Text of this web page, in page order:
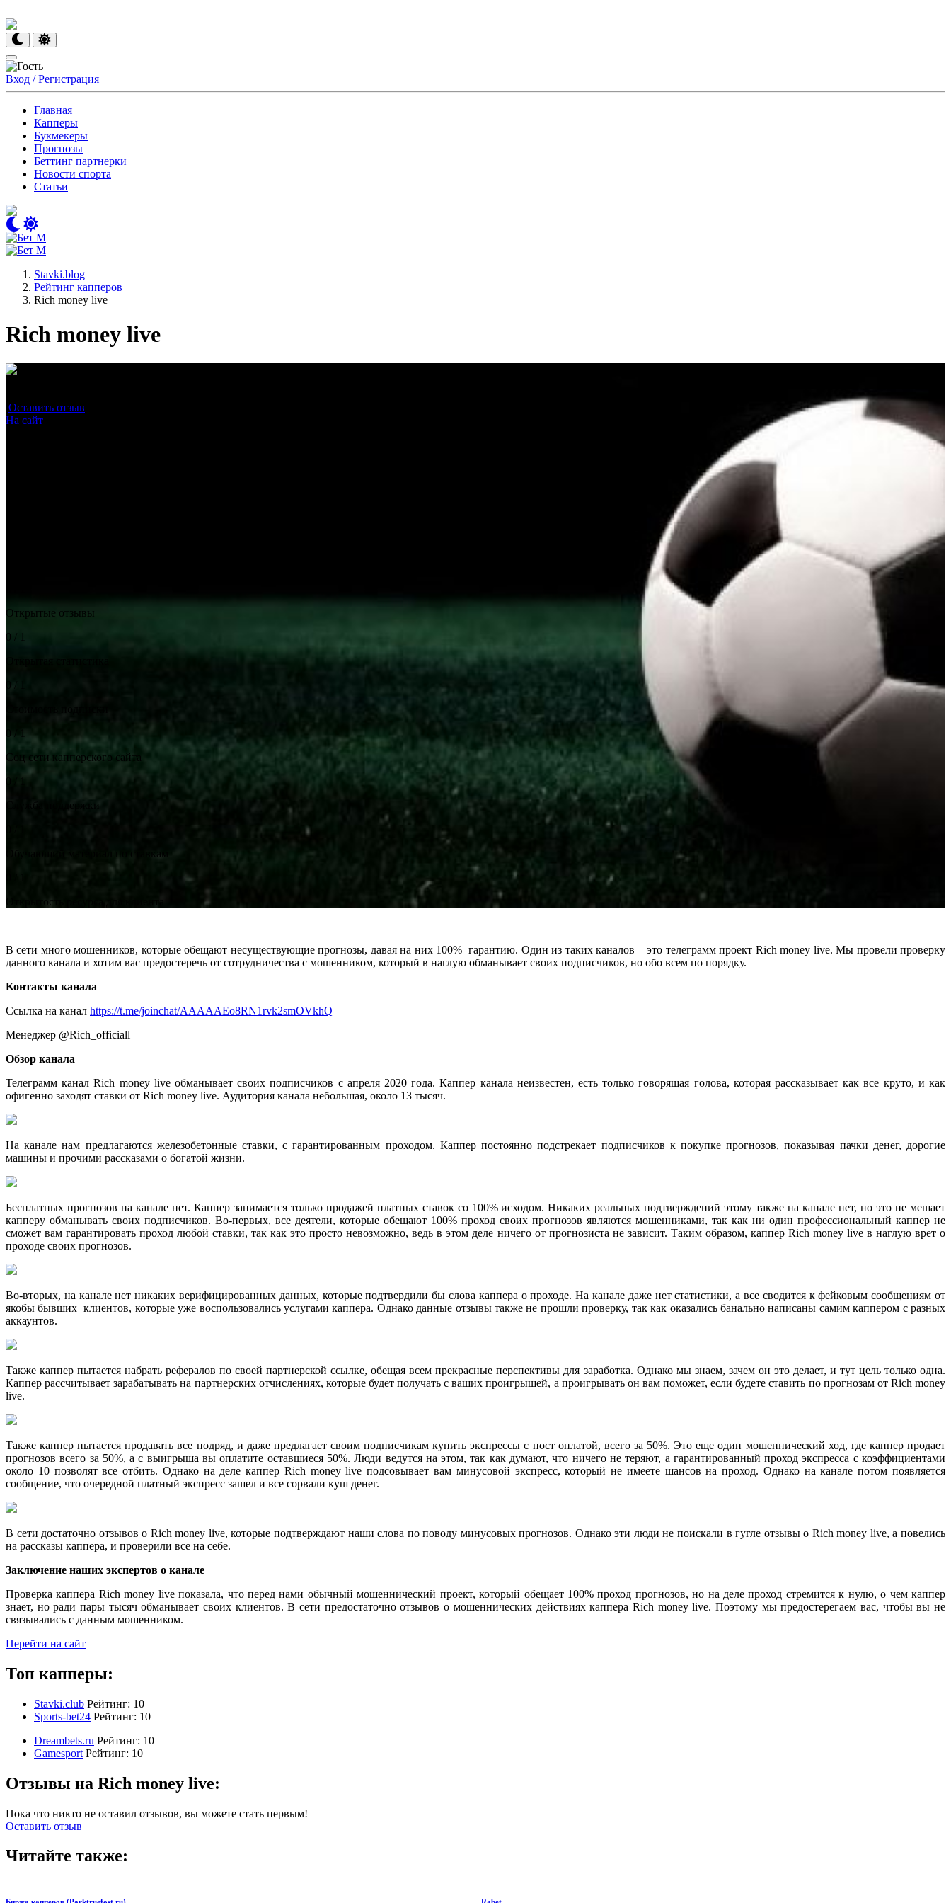
Вход / Регистрация
Главная
Капперы
Букмекеры
Прогнозы
Беттинг партнерки
Новости спорта
Статьи
Stavki.blog
Рейтинг капперов
Rich money live
Rich money live
Оставить отзыв
На сайт
Открытые отзывы
0 / 1
0 / 1
Соц сети капперского сайта
0 / 1
Служба поддержки
Обучающий материал по ставкам
Открытость ресурса для клиента
В сети много мошенников, которые обещают несуществующие прогнозы, давая на них 100% гарантию. Один из таких каналов – это телеграмм проект Rich money live. Мы провели проверку
данного канала и хотим вас предостеречь от сотрудничества с мошенником, который в наглую обманывает своих подписчиков, но обо всем по порядку.
Контакты канала
Ссылка на канал https://t.me/joinchat/AAAAAEo8RN1rvk2smOVkhQ
Менеджер @Rich_officiall
Обзор канала
Телеграмм канал Rich money live обманывает своих подписчиков с апреля 2020 года. Каппер канала неизвестен, есть только говорящая голова, которая рассказывает как все круто, и как
офигенно заходят ставки от Rich money live. Аудитория канала небольшая, около 13 тысяч.
На канале нам предлагаются железобетонные ставки, с гарантированным проходом. Каппер постоянно подстрекает подписчиков к покупке прогнозов, показывая пачки денег, дорогие
машины и прочими рассказами о богатой жизни.
Бесплатных прогнозов на канале нет. Каппер занимается только продажей платных ставок со 100% исходом. Никаких реальных подтверждений этому также на канале нет, но это не мешает
капперу обманывать своих подписчиков. Во-первых, все деятели, которые обещают 100% проход своих прогнозов являются мошенниками, так как ни один профессиональный каппер не
сможет вам гарантировать проход любой ставки, так как это просто невозможно, ведь в этом деле ничего от прогнозиста не зависит. Таким образом, каппер Rich money live в наглую врет о
проходе своих прогнозов.
Во-вторых, на канале нет никаких верифицированных данных, которые подтвердили бы слова каппера о проходе. На канале даже нет статистики, а все сводится к фейковым сообщениям от
якобы бывших клиентов, которые уже воспользовались услугами каппера. Однако данные отзывы также не прошли проверку, так как оказались банально написаны самим каппером с разных
аккаунтов.
Также каппер пытается набрать рефералов по своей партнерской ссылке, обещая всем прекрасные перспективы для заработка. Однако мы знаем, зачем он это делает, и тут цель только одна.
Каппер рассчитывает зарабатывать на партнерских отчислениях, которые будет получать с ваших проигрышей, а проигрывать он вам поможет, если будете ставить по прогнозам от Rich money
live.
Также каппер пытается продавать все подряд, и даже предлагает своим подписчикам купить экспрессы с пост оплатой, всего за 50%. Это еще один мошеннический ход, где каппер продает
прогнозов всего за 50%, а с выигрыша вы оплатите оставшиеся 50%. Люди ведутся на этом, так как думают, что ничего не теряют, а гарантированный проход экспресса с коэффициентами
около 10 позволят все отбить. Однако на деле каппер Rich money live подсовывает вам минусовой экспресс, который не имеете шансов на проход. Однако на канале потом появляется
сообщение, что очередной платный экспресс зашел и все сорвали куш денег.
В сети достаточно отзывов о Rich money live, которые подтверждают наши слова по поводу минусовых прогнозов. Однако эти люди не поискали в гугле отзывы о Rich money live, а повелись
на рассказы каппера, и проверили все на себе.
Заключение наших экспертов о канале
Проверка каппера Rich money live показала, что перед нами обычный мошеннический проект, который обещает 100% проход прогнозов, но на деле проход стремится к нулю, о чем каппер
знает, но ради пары тысяч обманывает своих клиентов. В сети предостаточно отзывов о мошеннических действиях каппера Rich money live. Поэтому мы предостерегаем вас, чтобы вы не
связывались с данным мошенником.
Перейти на сайт
Топ капперы:
Stavki.club Рейтинг: 10
Sports-bet24 Рейтинг: 10
Dreambets.ru Рейтинг: 10
Gamesport Рейтинг: 10
Отзывы на Rich money live:
Пока что никто не оставил отзывов, вы можете стать первым!
Оставить отзыв
Читайте также: